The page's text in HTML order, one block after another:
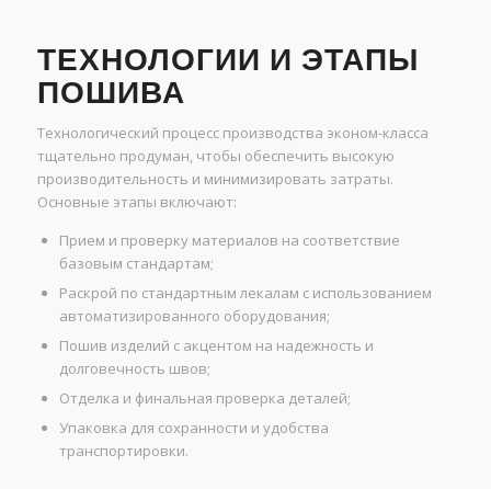
ТЕХНОЛОГИИ И ЭТАПЫ
ПОШИВА
Технологический процесс производства эконом-класса
тщательно продуман, чтобы обеспечить высокую
производительность и минимизировать затраты.
Основные этапы включают:
Прием и проверку материалов на соответствие
базовым стандартам;
Раскрой по стандартным лекалам с использованием
автоматизированного оборудования;
Пошив изделий с акцентом на надежность и
долговечность швов;
Отделка и финальная проверка деталей;
Упаковка для сохранности и удобства
транспортировки.